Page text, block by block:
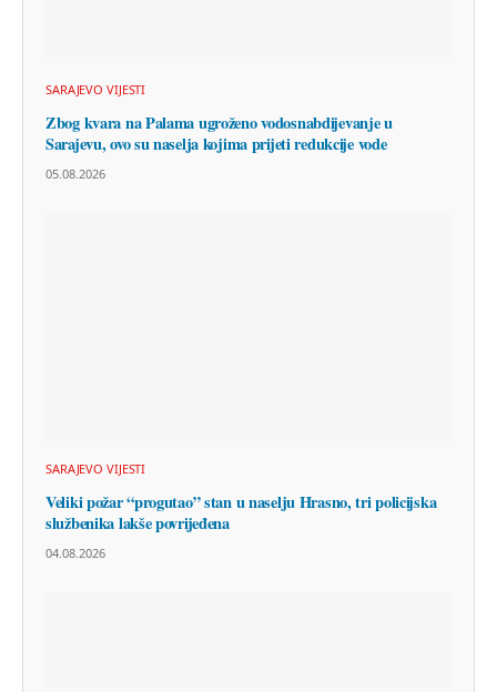
SARAJEVO VIJESTI
Zbog kvara na Palama ugroženo vodosnabdijevanje u
Sarajevu, ovo su naselja kojima prijeti redukcije vode
05.08.2026
SARAJEVO VIJESTI
Veliki požar “progutao” stan u naselju Hrasno, tri policijska
službenika lakše povrijeđena
04.08.2026